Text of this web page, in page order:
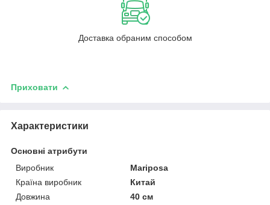
Доставка обраним способом
Приховати
Характеристики
Основні атрибути
Виробник
Mariposa
Країна виробник
Китай
Довжина
40 см